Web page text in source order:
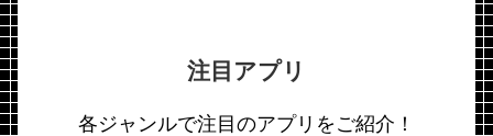
注目アプリ
各ジャンルで注目のアプリをご紹介！